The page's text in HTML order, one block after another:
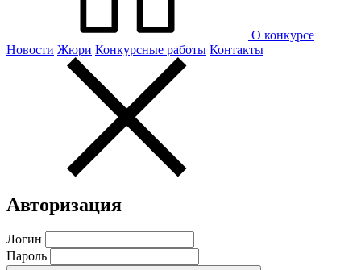
О конкурсе
Новости Жюри Конкурсные работы Контакты
Авторизация
Логин
Пароль